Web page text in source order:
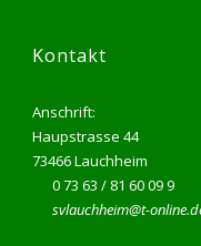
Kontakt
Anschrift:
Haupstrasse 44
73466 Lauchheim
0 73 63 / 81 60 09 9
svlauchheim@t-